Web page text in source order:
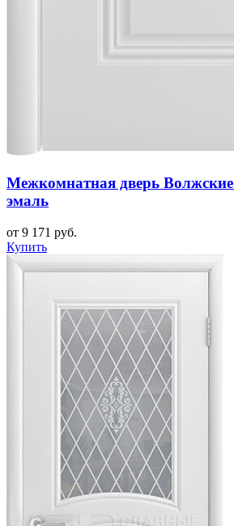
Межкомнатная дверь
эмаль
от 9 171 руб.
Купить